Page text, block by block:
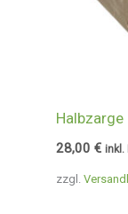
zzgl.
Halbzarge
28,00€ inkl.